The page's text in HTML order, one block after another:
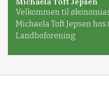
Velkommen til
Michaela Toft Jepsen
Landboforening